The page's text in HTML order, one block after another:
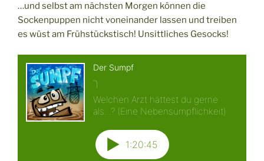
…und selbst am nächsten Morgen können die
Sockenpuppen nicht voneinander lassen und treiben
es wüst am Frühstückstisch! Unsittliches Gesocks!